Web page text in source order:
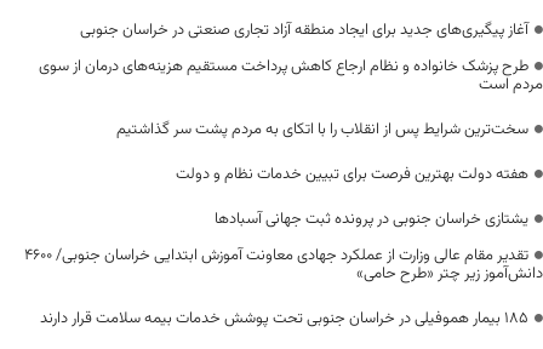
آغاز پیگیری‌های جدید برای ایجاد منطقه آزاد تجاری صنعتی در خراسان جنوبی
طرح پزشک خانواده و نظام ارجاع کاهش پرداخت مستقیم هزینه‌های درمان از سوی
مردم است
سخت‌ترین شرایط پس از انقلاب را با اتکای به مردم پشت سر گذاشتیم
هفته دولت بهترین فرصت برای تبیین خدمات نظام و دولت
یشتازی خراسان جنوبی در پرونده ثبت جهانی آسبادها
تقدیر مقام عالی وزارت از عملکرد جهادی معاونت آموزش ابتدایی خراسان جنوبی/ ۴۶۰۰
دانش‌آموز زیر چتر «طرح حامی»
۱۸۵ بیمار هموفیلی در خراسان جنوبی تحت پوشش خدمات بیمه سلامت قرار دارند